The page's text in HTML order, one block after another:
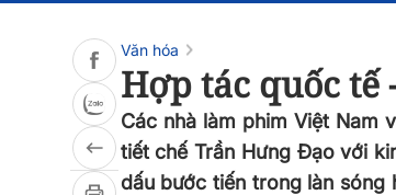
Văn hóa
Hợp tác quốc
Các nhà làm phim Việt Nam
tiết chế Trần Hưng Đạo với
dấu bước tiến trong làn